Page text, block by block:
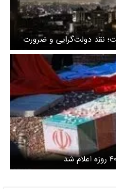
نقد دولت‌گرایی و ضرورت